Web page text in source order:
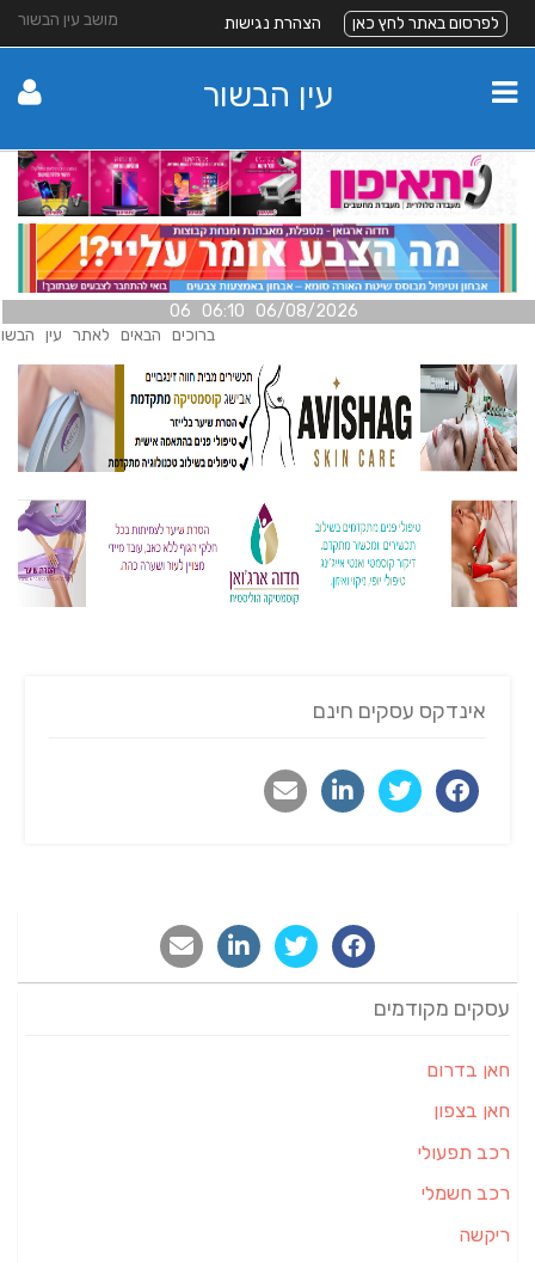
מושב עין הבשור לפרסום באתר לחץ כאן הצהרת נגישות
עין הבשור
06/08/2026 06:10 06
ברוכים הבאים לאתר עין הבשור
אינדקס עסקים חינם
עסקים מקודמים
חאן בדרום
חאן בצפון
רכב תפעולי
רכב חשמלי
ריקשה